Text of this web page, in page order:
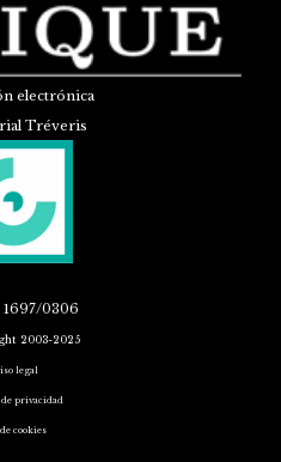
electrónica
Tréveris
1697/0306
2003-2025
legal
privacidad
cookies